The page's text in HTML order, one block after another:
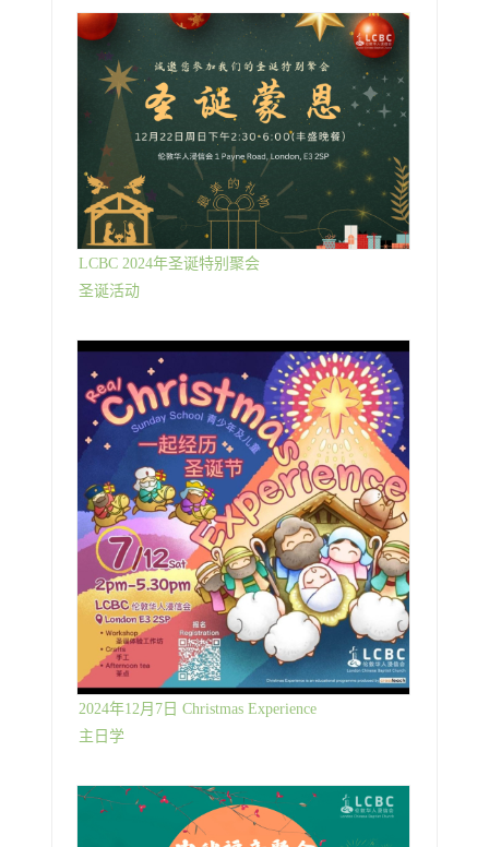
LCBC 2024年圣诞特别聚会
圣诞活动
2024年12月7日 Christmas Experience
主日学